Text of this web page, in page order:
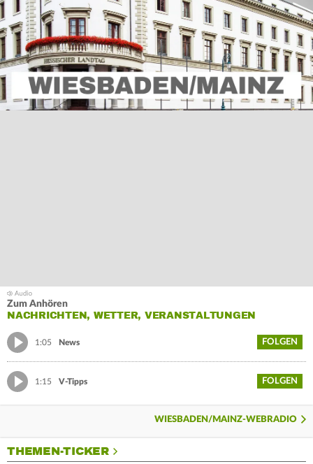
Zum Anhören
NACHRICHTEN, WETTER, VERANSTALTUNGEN
1:05 News FOLGEN
1:15 V-Tipps FOLGEN
WIESBADEN/MAINZ-WEBRADIO
THEMEN-TICKER